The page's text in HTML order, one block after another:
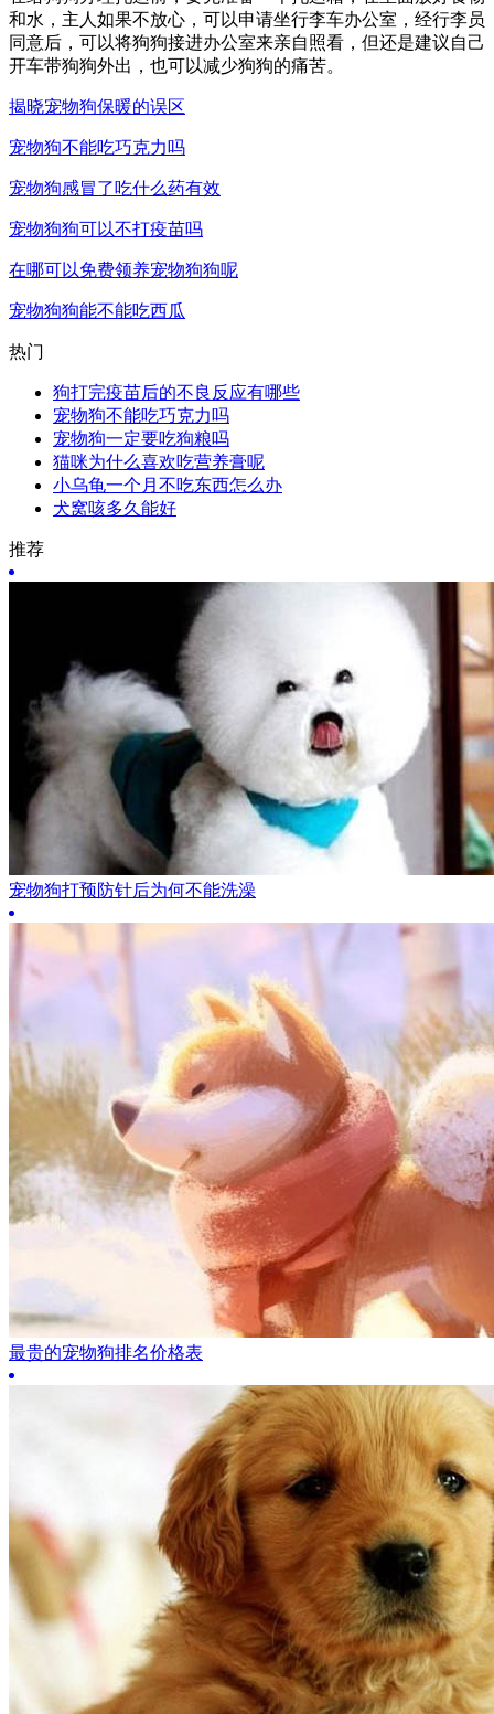
和水，主人如果不放心，可以申请坐行李车办公室，经行李员
同意后，可以将狗狗接进办公室来亲自照看，但还是建议自己
开车带狗狗外出，也可以减少狗狗的痛苦。
揭晓宠物狗保暖的误区
宠物狗不能吃巧克力吗
宠物狗感冒了吃什么药有效
宠物狗狗可以不打疫苗吗
在哪可以免费领养宠物狗狗呢
宠物狗狗能不能吃西瓜
热门
狗打完疫苗后的不良反应有哪些
宠物狗不能吃巧克力吗
宠物狗一定要吃狗粮吗
猫咪为什么喜欢吃营养膏呢
小乌龟一个月不吃东西怎么办
犬窝咳多久能好
推荐
宠物狗打预防针后为何不能洗澡
最贵的宠物狗排名价格表